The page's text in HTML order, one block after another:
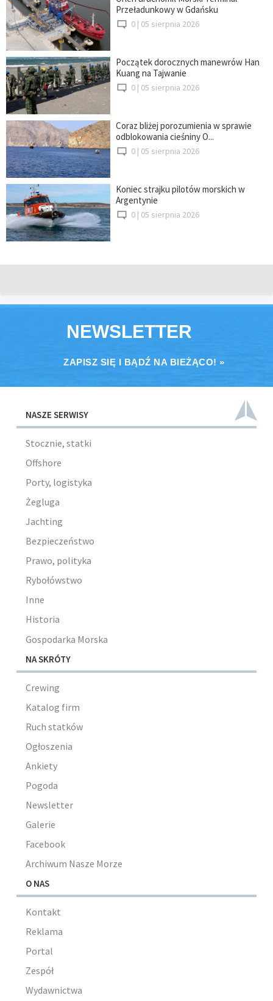
Przeładunkowy w Gdańsku
0 | 05 sierpnia 2026
Początek dorocznych manewrów Han
Kuang na Tajwanie
0 | 05 sierpnia 2026
Coraz bliżej porozumienia w sprawie
odblokowania cieśniny O...
0 | 05 sierpnia 2026
Koniec strajku pilotów morskich w
Argentynie
0 | 05 sierpnia 2026
NEWSLETTER
ZAPISZ SIĘ I BĄDŹ NA BIEŻĄCO! »
NASZE SERWISY
Stocznie, statki
Offshore
Porty, logistyka
Żegluga
Jachting
Bezpieczeństwo
Prawo, polityka
Rybołówstwo
Inne
Historia
Gospodarka Morska
NA SKRÓTY
Crewing
Katalog firm
Ruch statków
Ogłoszenia
Ankiety
Pogoda
Newsletter
Galerie
Facebook
Archiwum Nasze Morze
O NAS
Kontakt
Reklama
Portal
Zespół
Wydawnictwa